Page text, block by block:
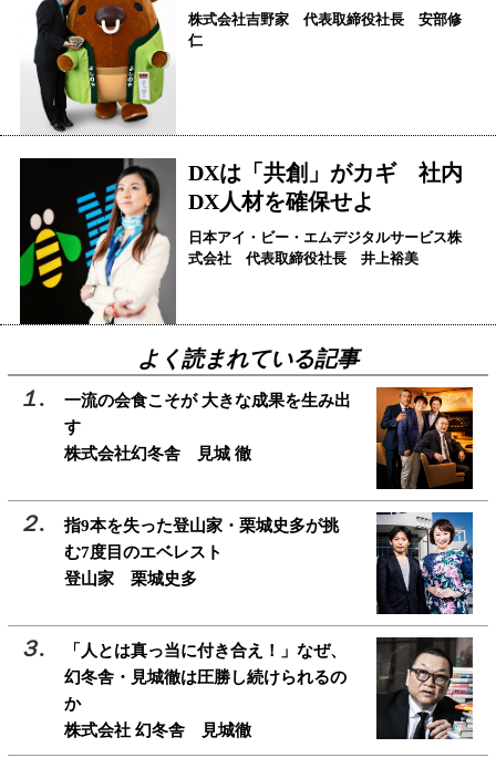
株式会社吉野家 代表取締役社長 安部修
仁
DXは「共創」がカギ 社内
DX人材を確保せよ
日本アイ・ビー・エムデジタルサービス株
式会社 代表取締役社長 井上裕美
よく読まれている記事
一流の会食こそが 大きな成果を生み出
す
株式会社幻冬舎 見城 徹
指9本を失った登山家・栗城史多が挑
む7度目のエベレスト
登山家 栗城史多
「人とは真っ当に付き合え！」なぜ、
幻冬舎・見城徹は圧勝し続けられるの
か
株式会社 幻冬舎 見城徹